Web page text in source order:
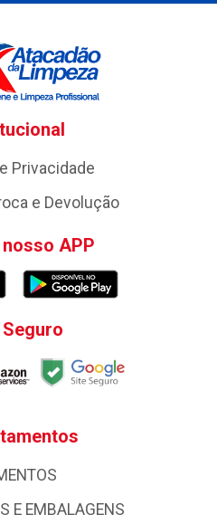
Privacidade
e Devolução
APP
E EMBALAGENS